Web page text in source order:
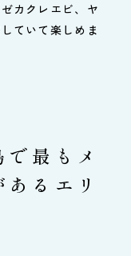
カクレエビ、ヤ
ていて楽しめま
最もメ
るエリ